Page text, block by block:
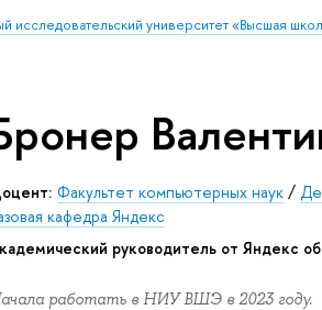
исследовательский университет «Высшая
Доцент: Факультет компьютерных наук /
кафедра Яндекс
Академический руководитель от Яндекс
работать в НИУ ВШЭ в 2023 году.